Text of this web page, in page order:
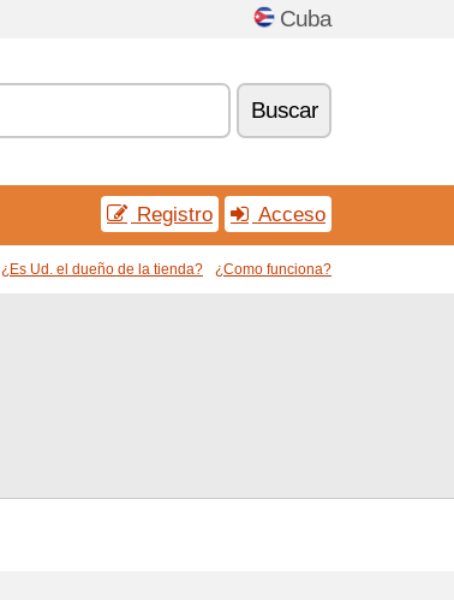
Cuba
Buscar
Registro Acceso
¿Es Ud. el dueño de la tienda? ¿Como funciona?